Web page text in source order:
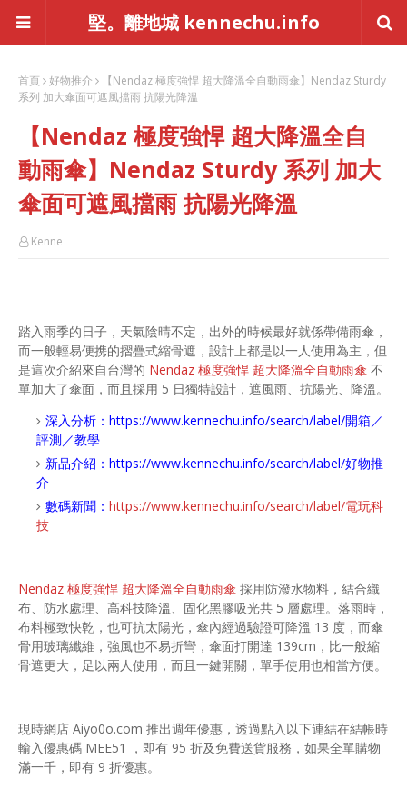
堅。離地城 kennechu.info
首頁 好物推介
【Nendaz 極度強悍 超大降溫全自動雨傘】Nendaz Sturdy
系列 加大傘面可遮風擋雨 抗陽光降溫
【Nendaz 極度強悍 超大降溫全自
動雨傘】Nendaz Sturdy 系列 加大
傘面可遮風擋雨 抗陽光降溫
Kenne
踏入雨季的日子，天氣陰晴不定，出外的時候最好就係帶備雨傘，
而一般輕易便携的摺疊式縮骨遮，設計上都是以一人使用為主，但
是這次介紹來自台灣的 Nendaz 極度強悍 超大降溫全自動雨傘 不
單加大了傘面，而且採用 5 日獨特設計，遮風雨、抗陽光、降溫。
深入分析： https://www.kennechu.info/search/label/開箱／
評測／教學
新品介紹： https://www.kennechu.info/search/label/好物推
介
數碼新聞： https://www.kennechu.info/search/label/電玩科
技
Nendaz 極度強悍 超大降溫全自動雨傘 採用防潑水物料，結合織
布、防水處理、高科技降溫、固化黑膠吸光共 5 層處理。落雨時，
布料極致快乾，也可抗太陽光，傘內經過驗證可降溫 13 度，而傘
骨用玻璃纖維，強風也不易折彎，傘面打開達 139cm，比一般縮
骨遮更大，足以兩人使用，而且一鍵開關，單手使用也相當方便。
現時網店 Aiyo0o.com 推出週年優惠，透過點入以下連結在結帳時
輸入優惠碼 MEE51 ，即有 95 折及免費送貨服務，如果全單購物
滿一千，即有 9 折優惠。